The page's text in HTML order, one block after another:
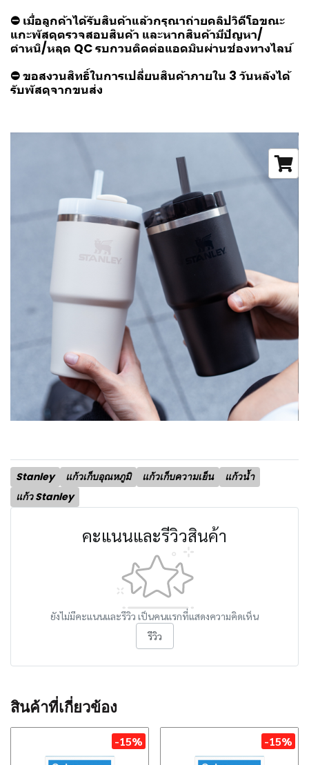
⛔ เมื่อลูกค้าได้รับสินค้าแล้วกรุณาถ่ายคลิปวิดีโอขณะ
แกะพัสดุตรวจสอบสินค้า และหากสินค้ามีปัญหา/
ตำหนิ/หลุด QC รบกวนติดต่อแอดมินผ่านช่องทางไลน์
⛔ ขอสงวนสิทธิ์ในการเปลี่ยนสินค้าภายใน 3 วันหลังได้
รับพัสดุจากขนส่ง
Stanley แก้วเก็บอุณหภูมิ แก้วเก็บความเย็น
แก้วน้ำ
แก้ว Stanley
คะแนนและรีวิวสินค้า
ยังไม่มีคะแนนและรีวิว เป็นคนแรกที่แสดงความคิดเห็น
รีวิว
สินค้าที่เกี่ยวข้อง
-15% -15%